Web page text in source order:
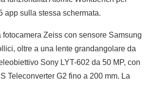
app sulla stessa schermata.
fotocamera Zeiss con sensore Samsung
oltre a una lente grandangolare da
Sony LYT-602 da 50 MP, con
Teleconverter G2 fino a 200 mm. La